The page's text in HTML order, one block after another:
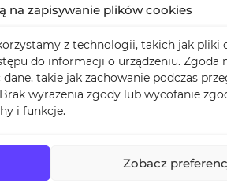
na zapisywanie plików cookies
z technologii, takich jak pliki
do informacji o urządzeniu. Zgoda
takie jak zachowanie podczas
wyrażenia zgody lub wycofanie
i funkcje.
Zobacz
natykasz się na
uwagę?
ustalić bardzo szczegółową
Możesz ustalić
Tak
szczegółowe opcje
reklam.